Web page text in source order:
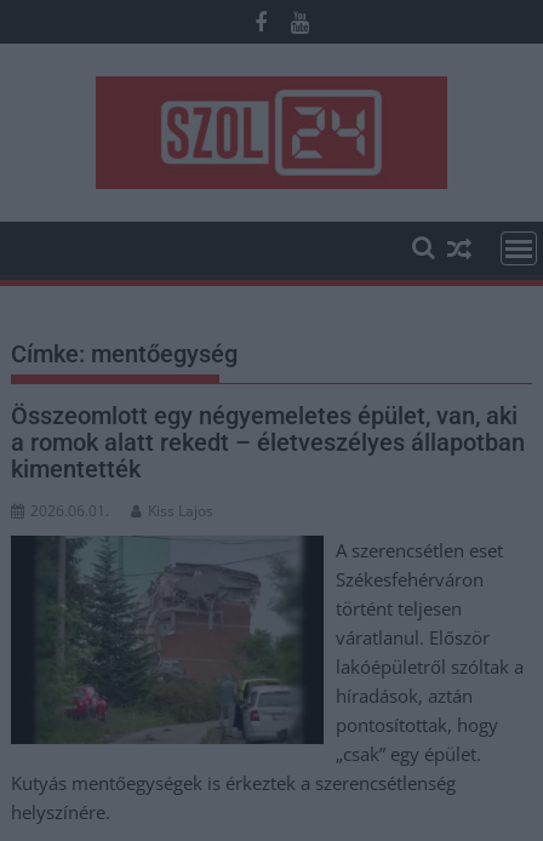
to
Címke: mentőegység
Összeomlott egy négyemeletes épület, van, aki
a romok alatt rekedt – életveszélyes állapotban
kimentették
2026.06.01. Kiss Lajos
A szerencsétlen eset
Székesfehérváron
történt teljesen
váratlanul. Először
lakóépületről szóltak a
híradások, aztán
pontosítottak, hogy
„csak” egy épület.
Kutyás mentőegységek is érkeztek a szerencsétlenség
helyszínére.